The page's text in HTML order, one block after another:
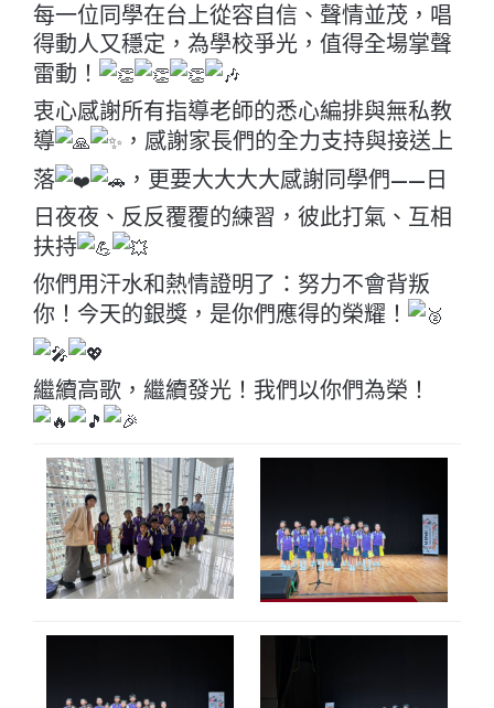
每一位同學在台上從容自信、聲情並茂，唱
得動人又穩定，為學校爭光，值得全場掌聲
雷動！
衷心感謝所有指導老師的悉心編排與無私教
導
，感謝家長們的全力支持與接送上
落
，更要大大大大感謝同學們——日
日夜夜、反反覆覆的練習，彼此打氣、互相
扶持
你們用汗水和熱情證明了：努力不會背叛
你！今天的銀獎，是你們應得的榮耀！
繼續高歌，繼續發光！我們以你們為榮！